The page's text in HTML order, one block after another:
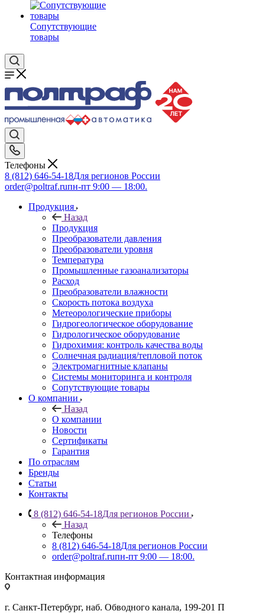
Сопутствующие
товары
Телефоны
8 (812) 646-54-18Для регионов России
order@poltraf.ruпн-пт 9:00 — 18:00.
Продукция
Назад
Продукция
Преобразователи давления
Преобразователи уровня
Температура
Промышленные газоанализаторы
Расход
Преобразователи влажности
Скорость потока воздуха
Метеорологические приборы
Гидрогеологическое оборудование
Гидрологическое оборудование
Гидрохимия: контроль качества воды
Солнечная радиация/тепловой поток
Электромагнитные клапаны
Системы мониторинга и контроля
Сопутствующие товары
О компании
Назад
О компании
Новости
Сертификаты
Гарантия
По отраслям
Бренды
Статьи
Контакты
8 (812) 646-54-18Для регионов России
Назад
Телефоны
8 (812) 646-54-18Для регионов России
order@poltraf.ruпн-пт 9:00 — 18:00.
Контактная информация
г. Санкт-Петербург, наб. Обводного канала, 199-201 П